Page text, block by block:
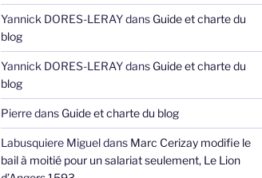
Yannick DORES-LERAYdans Guide et charte du
blog
Yannick DORES-LERAYdans Guide et charte du
blog
Pierredans Guide et charte du blog
Labusquiere Migueldans Marc Cerizay modifie le
bail à moitié pour un salariat seulement, Le Lion